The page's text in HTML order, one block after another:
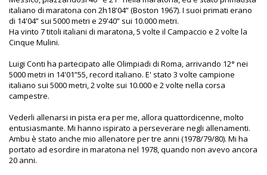
italiano di maratona con 2h18'04” (Boston 1967). I suoi primati erano
di 14'04” sui 5000 metri e 29'40” sui 10.000 metri.
Ha vinto 7 titoli italiani di maratona, 5 volte il Campaccio e 2 volte la
Cinque Mulini.
Luigi Conti ha partecipato alle Olimpiadi di Roma, arrivando 12° nei
5000 metri in 14'01”55, record italiano. E' stato 3 volte campione
italiano sui 5000 metri, 2 volte sui 10.000 e 2 volte nella corsa
campestre.
Vederli allenarsi in pista era per me, allora quattordicenne, molto
entusiasmante. Mi hanno ispirato a perseverare negli allenamenti.
Ambu è stato anche mio allenatore per tre anni (1978/79/80). Mi ha
portato ad esordire in maratona nel 1978, quando non avevo ancora
20 anni.